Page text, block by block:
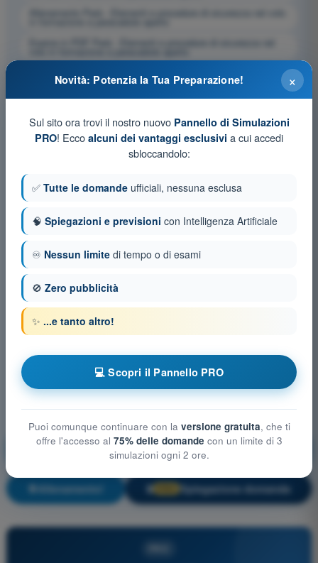
Esame in PDF Parà - Elementi e procedure di sicurezza nel
Elementi e procedure di sicurezza nel volo in
formazione a paracadute aperto
Allenamento! 🔒 Spiegazione domanda
×
Novità: Potenzia la Tua Preparazione!
Sul sito ora trovi il nostro nuovo Pannello di Simulazioni
PRO! Ecco alcuni dei vantaggi esclusivi a cui accedi
sbloccandolo:
✅ Tutte le domande ufficiali, nessuna esclusa
🧠 Spiegazioni e previsioni con Intelligenza Artificiale
♾️ Nessun limite di tempo o di esami
🚫 Zero pubblicità
✨ ...e tanto altro!
💻 Scopri il Pannello PRO
Puoi comunque continuare con la versione gratuita, che ti
offre l'accesso al 75% delle domande con un limite di 3
simulazioni ogni 2 ore.